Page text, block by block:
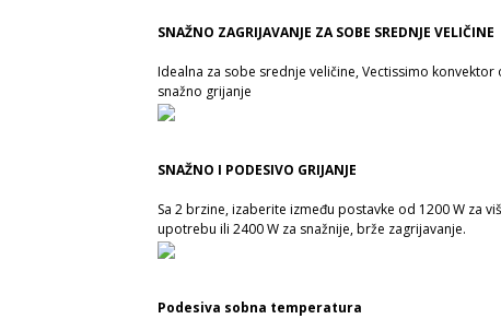
SNAŽNO ZAGRIJAVANJE ZA SOBE SREDNJE VELIČINE
Idealna za sobe srednje veličine, Vectissimo konvektor
snažno grijanje
SNAŽNO I PODESIVO GRIJANJE
Sa 2 brzine, izaberite između postavke od 1200 W za
upotrebu ili 2400 W za snažnije, brže zagrijavanje.
Podesiva sobna temperatura